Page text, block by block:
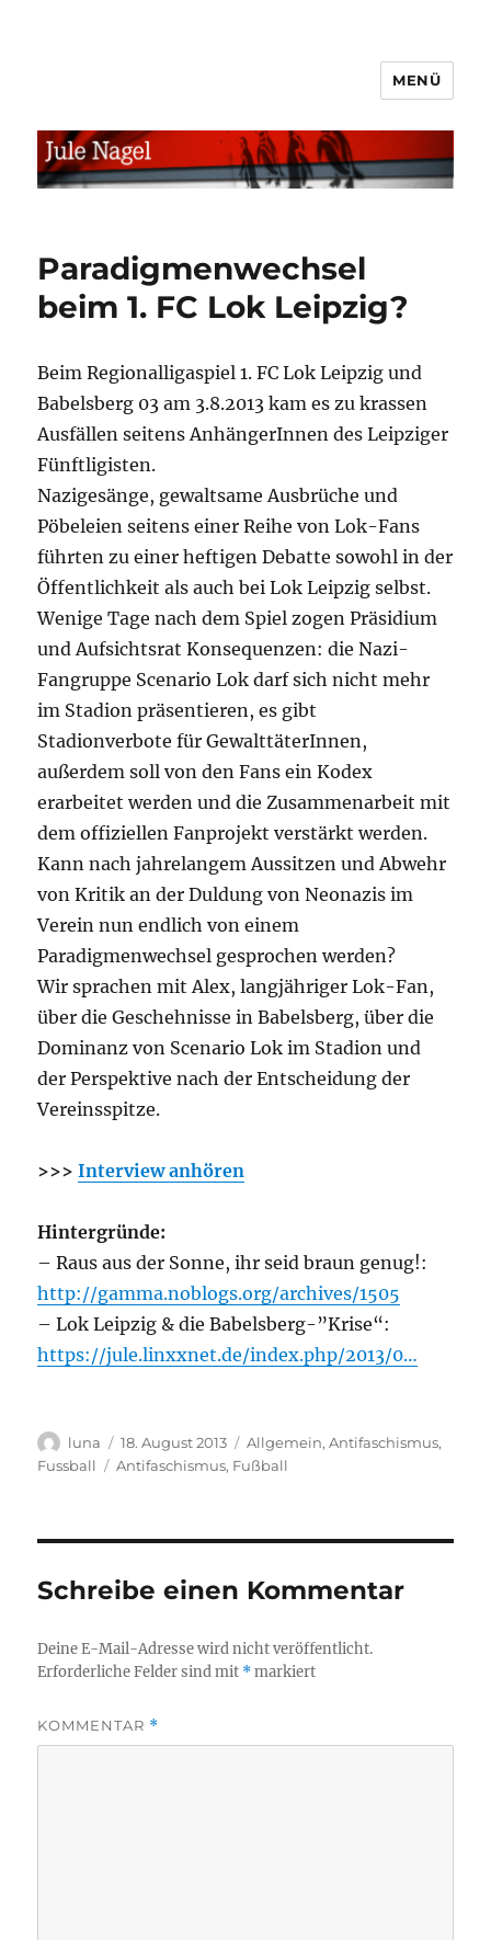
MENÜ
Paradigmenwechsel
beim 1. FC Lok Leipzig?
Beim Regionalligaspiel 1. FC Lok Leipzig und
Babelsberg 03 am 3.8.2013 kam es zu krassen
Ausfällen seitens AnhängerInnen des Leipziger
Fünftligisten.
Nazigesänge, gewaltsame Ausbrüche und
Pöbeleien seitens einer Reihe von Lok-Fans
führten zu einer heftigen Debatte sowohl in der
Öffentlichkeit als auch bei Lok Leipzig selbst.
Wenige Tage nach dem Spiel zogen Präsidium
und Aufsichtsrat Konsequenzen: die Nazi-
Fangruppe Scenario Lok darf sich nicht mehr
im Stadion präsentieren, es gibt
Stadionverbote für GewalttäterInnen,
außerdem soll von den Fans ein Kodex
erarbeitet werden und die Zusammenarbeit mit
dem offiziellen Fanprojekt verstärkt werden.
Kann nach jahrelangem Aussitzen und Abwehr
von Kritik an der Duldung von Neonazis im
Verein nun endlich von einem
Paradigmenwechsel gesprochen werden?
Wir sprachen mit Alex, langjähriger Lok-Fan,
über die Geschehnisse in Babelsberg, über die
Dominanz von Scenario Lok im Stadion und
der Perspektive nach der Entscheidung der
Vereinsspitze.
>>>Interview anhören
Hintergründe:
– Raus aus der Sonne, ihr seid braun genug!:
http://gamma.noblogs.org/archives/1505
– Lok Leipzig & die Babelsberg-”Krise“:
https://jule.linxxnet.de/index.php/2013/0…
Autor
luna
Veröffentlicht
am
18. August 2013 Kategorien
Allgemein,Antifaschismus,
Fussball
Schlagwörter
Antifaschismus, Fußball
Schreibe einen Kommentar
Deine E-Mail-Adresse wird nicht veröffentlicht.
Erforderliche Felder sind mit *markiert
KOMMENTAR *